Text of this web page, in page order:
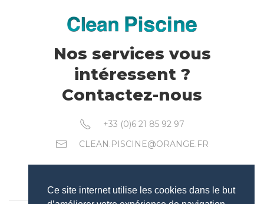
Ce site internet utilise les cookies dans le but
Nos services vous
intéressent ?
Contactez-nous
+33 (0)6 21 85 92 97
CLEAN.PISCINE@ORANGE.FR